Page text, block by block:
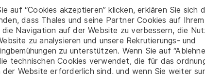
auf “Cookies akzeptieren” klicken, erklären Sie sich
dass Thales und seine Partner Cookies auf
die Navigation auf der Website zu verbessern, die
zu analysieren und unsere Rekrutierungs- und
zu unterstützen. Wenn Sie auf
technischen Cookies verwendet, die für das
der Website erforderlich sind, und wenn Sie weiter
d’exploitation.
et possédez une expérience similaire auprès de